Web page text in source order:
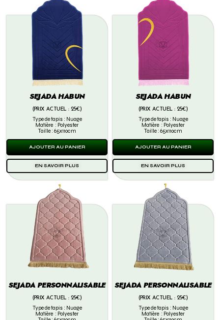
SEJADA HABUN
(PRIX ACTUEL : 25€)
Type de tapis : Nuage
Matière : Polyester
Taille : 65x110cm
AJOUTER AU PANIER
EN SAVOIR PLUS
SEJADA HABUN
(PRIX ACTUEL : 25€)
Type de tapis : Nuage
Matière : Polyester
Taille : 65x110cm
AJOUTER AU PANIER
EN SAVOIR PLUS
SEJADA PERSONNALISABLE
(PRIX ACTUEL : 25€)
Type de tapis : Nuage
Matière : Polyester
SEJADA PERSONNALISABLE
(PRIX ACTUEL : 25€)
Type de tapis : Nuage
Matière : Polyester